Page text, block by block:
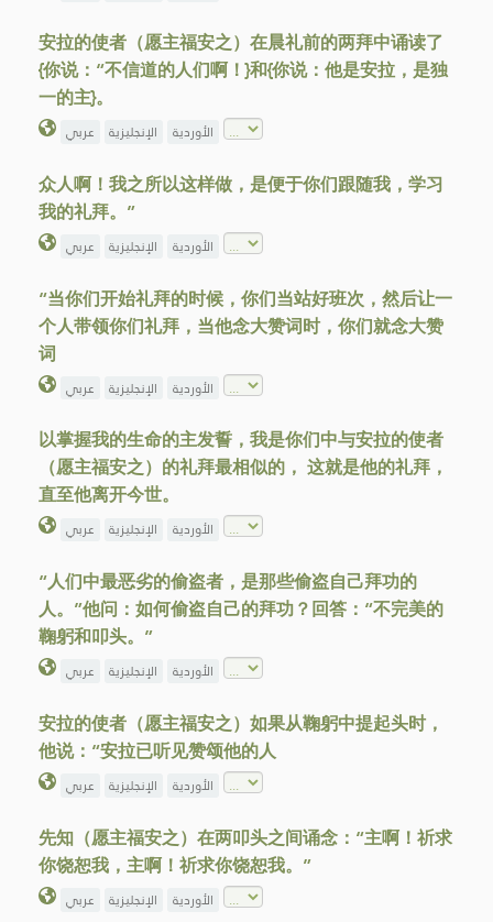
安拉的使者（愿主福安之）在晨礼前的两拜中诵读了
{你说：“不信道的人们啊！}和{你说：他是安拉，是独
一的主}。
عربي الإنجليزية الأوردية
众人啊！我之所以这样做，是便于你们跟随我，学习
我的礼拜。”
عربي الإنجليزية الأوردية
“当你们开始礼拜的时候，你们当站好班次，然后让一
个人带领你们礼拜，当他念大赞词时，你们就念大赞
词
عربي الإنجليزية الأوردية
以掌握我的生命的主发誓，我是你们中与安拉的使者
（愿主福安之）的礼拜最相似的， 这就是他的礼拜，
直至他离开今世。
عربي الإنجليزية الأوردية
“人们中最恶劣的偷盗者，是那些偷盗自己拜功的
人。”他问：如何偷盗自己的拜功？回答：“不完美的
鞠躬和叩头。”
عربي الإنجليزية الأوردية
安拉的使者（愿主福安之）如果从鞠躬中提起头时，
他说：“安拉已听见赞颂他的人
عربي الإنجليزية الأوردية
先知（愿主福安之）在两叩头之间诵念：“主啊！祈求
你饶恕我，主啊！祈求你饶恕我。”
عربي الإنجليزية الأوردية